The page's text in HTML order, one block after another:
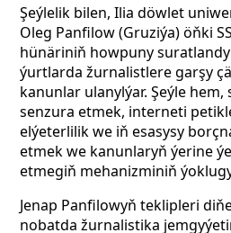
Şeýlelik bilen, Ilia döwlet
Oleg Panfilow (Gruziýa) öňki
hünäriniň howpuny
ýurtlarda žurnalistlere garşy
kanunlar ulanylýar. Şeýle
senzura etmek, interneti
elýeterlilik we iň esasysy
etmek we kanunlaryň ýerine
etmegiň mehanizminiň
Jenap Panfilowyň teklipleri
nobatda žurnalistika